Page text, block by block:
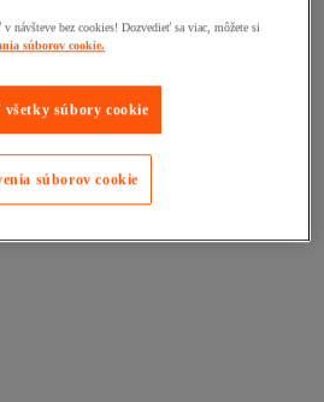
v návšteve bez cookies! Dozvedieť sa viac, môžete si
súborov cookie.
súbory cookie
súborov cookie